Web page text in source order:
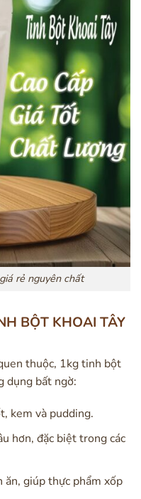
rẻ nguyên chất
BỘT KHOAI TÂY
thuộc, 1kg tinh bột
dụng bất ngờ:
kem và pudding.
hơn, đặc biệt trong các
ăn, giúp thực phẩm xốp